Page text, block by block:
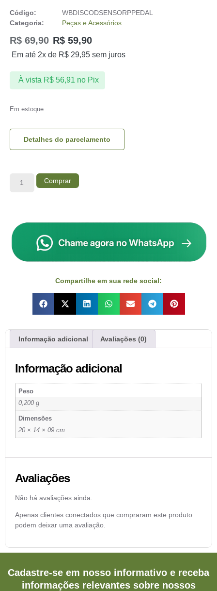
Código:
WBDISCODSENSORPPEDAL
Categoria:
Peças e Acessórios
R$69,90 R$ 59,90
Em até 2x de R$ 29,95 sem juros
À vista R$56,91 no Pix
Em estoque
Detalhes do parcelamento
Comprar
Compartilhe em sua rede social:
Informação adicional Avaliações (0)
Informação adicional
Peso
0,200 g
Dimensões
20 × 14 × 09 cm
Avaliações
Não há avaliações ainda.
Apenas clientes conectados que compraram este produto
podem deixar uma avaliação.
Cadastre-se em nosso informativo e receba
informações relevantes sobre nossos